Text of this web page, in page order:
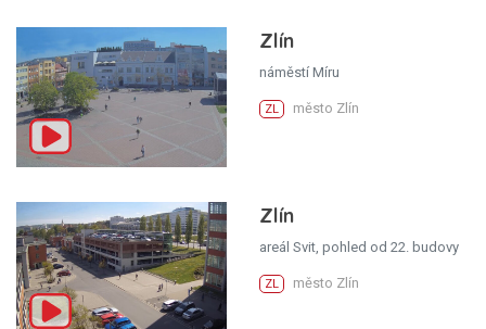
Zlín
náměstí Míru
ZL město Zlín
Zlín
areál Svit, pohled od 22. budovy
ZL město Zlín